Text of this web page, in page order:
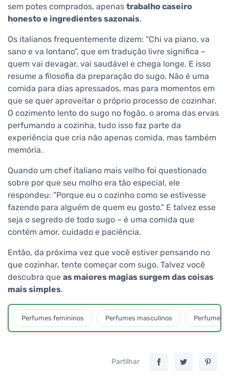
sem potes comprados, apenas trabalho caseiro
honesto e ingredientes sazonais.
Os italianos frequentemente dizem: “Chi va piano, va
sano e va lontano”, que em tradução livre significa –
quem vai devagar, vai saudável e chega longe. E isso
resume a filosofia da preparação do sugo. Não é uma
comida para dias apressados, mas para momentos em
que se quer aproveitar o próprio processo de cozinhar.
O cozimento lento do sugo no fogão, o aroma das ervas
perfumando a cozinha, tudo isso faz parte da
experiência que cria não apenas comida, mas também
memória.
Quando um chef italiano mais velho foi questionado
sobre por que seu molho era tão especial, ele
respondeu: "Porque eu o cozinho como se estivesse
fazendo para alguém de quem eu gosto." E talvez esse
seja o segredo de todo sugo – é uma comida que
contém amor, cuidado e paciência.
Então, da próxima vez que você estiver pensando no
que cozinhar, tente começar com sugo. Talvez você
descubra que as maiores magias surgem das coisas
mais simples.
Perfumes femininos Perfumes masculinos Perfumes
Partilhar